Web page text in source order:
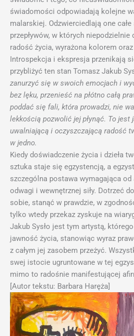
świadomości odpowiadają kolejne
malarskiej. Odzwierciedlają one
przepływów, w których
radość życia, wyrażona kolorem
Introspekcja i ekspresja przenikają
przybliżyć ten stan Tomasz Jakub
zanurzyć się w swoich emocjach i
bez lęku, przenieść na płótno całą
poddać się fali, która prowadzi, nie
lekkością pozwolić jej płynąć. To jest
uwalniającą i oczyszczającą radość
w jedno.
Kiedy doświadczenie życia i dzieła
sztuka staje się egzystencją, a
szczególna postawa wymagająca
odwagi i wewnętrznej siły. Dotrzeć
sobie, stanąć w prawdzie, w
tylko wtedy przekaz zyskuje na
Jakub Sysło jest tym artystą,
jawność życia, stanowiąc wyraz
z całym jej zasobem przeżyć.
swej istocie ugruntowane w tej
mimo to radośnie manifestującej
[Autor tekstu: Barbara Haręża]